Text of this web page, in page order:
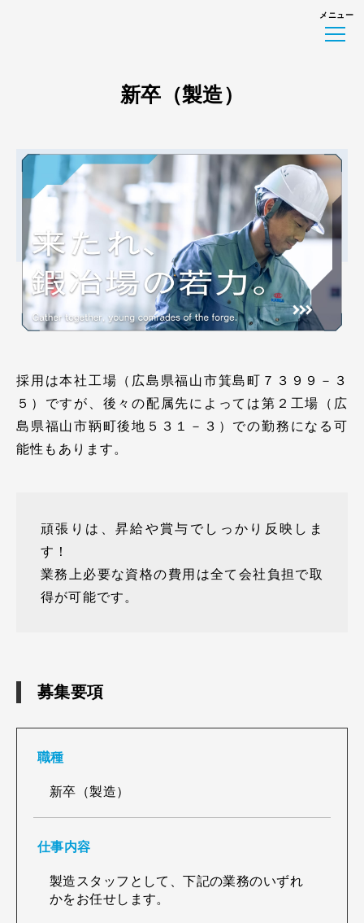
メニュー
新卒（製造）
採用は本社工場（広島県福山市箕島町７３９９－３
５）ですが、後々の配属先によっては第２工場（広
島県福山市鞆町後地５３１－３）での勤務になる可
能性もあります。
頑張りは、昇給や賞与でしっかり反映しま
す！
業務上必要な資格の費用は全て会社負担で取
得が可能です。
募集要項
職種
新卒（製造）
仕事内容
製造スタッフとして、下記の業務のいずれ
かをお任せします。